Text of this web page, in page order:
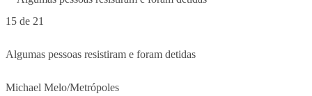
15 de 21
Algumas pessoas resistiram e foram detidas
Michael Melo/Metrópoles